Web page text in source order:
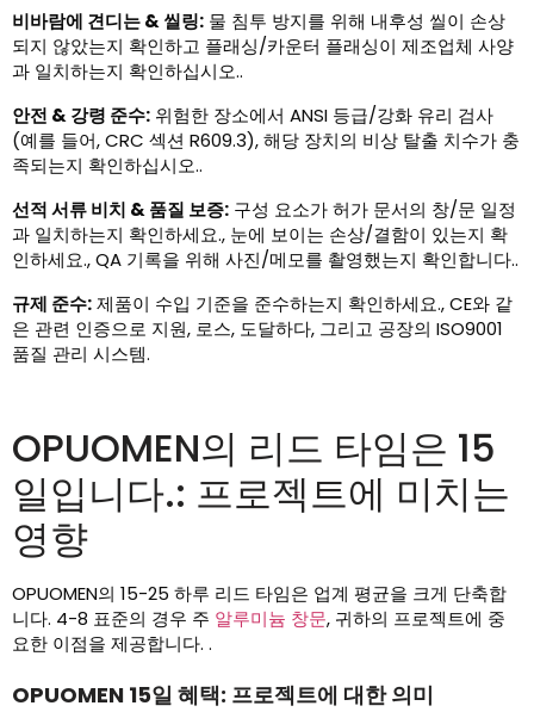
비바람에 견디는 & 씰링: 물 침투 방지를 위해 내후성 씰이 손상
되지 않았는지 확인하고 플래싱/카운터 플래싱이 제조업체 사양
과 일치하는지 확인하십시오..
안전 & 강령 준수: 위험한 장소에서 ANSI 등급/강화 유리 검사
(예를 들어, CRC 섹션 R609.3), 해당 장치의 비상 탈출 치수가 충
족되는지 확인하십시오..
선적 서류 비치 & 품질 보증: 구성 요소가 허가 문서의 창/문 일정
과 일치하는지 확인하세요., 눈에 보이는 손상/결함이 있는지 확
인하세요., QA 기록을 위해 사진/메모를 촬영했는지 확인합니다..
규제 준수:제품이 수입 기준을 준수하는지 확인하세요., CE와 같
은 관련 인증으로 지원, 로스, 도달하다, 그리고 공장의 ISO9001
품질 관리 시스템.
OPUOMEN의 리드 타임은 15
일입니다.: 프로젝트에 미치는
영향
OPUOMEN의 15-25 하루 리드 타임은 업계 평균을 크게 단축합
니다. 4-8 표준의 경우 주 알루미늄 창문, 귀하의 프로젝트에 중
요한 이점을 제공합니다. .
OPUOMEN 15일 혜택: 프로젝트에 대한 의미